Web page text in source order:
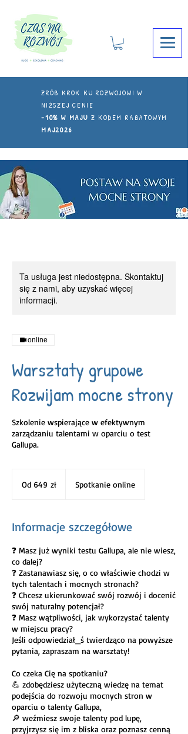
ZRÓB KROK KU ROZWOJOWI W
NIŻSZEJ CENIE
-10% W MAJU Z KODEM RABATOWYM
MAJ2026
Ta usługa jest niedostępna. Skontaktuj
się z nami, aby uzyskać więcej
informacji.
online
Warsztaty grupowe
Rozwijam mocne strony
Szkolenie wspierające w efektywnym
zarządzaniu talentami w oparciu o test
Gallupa.
złotychOd 649 zł Spotkanie online
Informacje szczegółowe
❓ Masz już wyniki testu Gallupa, ale nie wiesz,
co dalej?
❓ Zastanawiasz się, o co właściwie chodzi w
tych talentach i mocnych stronach?
❓ Chcesz ukierunkować swój rozwój i docenić
swój naturalny potencjał?
❓ Masz wątpliwości, jak wykorzystać talenty
w miejscu pracy?
Jeśli odpowiedział_ś twierdząco na powyższe
pytania, zapraszam na warsztaty!
Co czeka Cię na spotkaniu?
💪 zdobędziesz użyteczną wiedzę na temat
podejścia do rozwoju mocnych stron w
oparciu o talenty Gallupa,
🔎 weźmiesz swoje talenty pod lupę,
przyjrzysz się im z bliska oraz poznasz cenną